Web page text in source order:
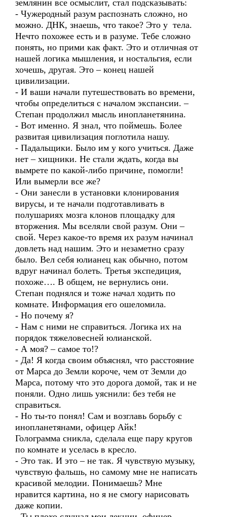
землянин все осмыслит, стал подсказывать:
- Чужеродный разум распознать сложно, но
можно. ДНК, знаешь, что такое? Это у тела.
Нечто похожее есть и в разуме. Тебе сложно
понять, но прими как факт. Это и отличная от
нашей логика мышления, и ностальгия, если
хочешь, другая. Это – конец нашей
цивилизации.
- И ваши начали путешествовать во времени,
чтобы определиться с началом экспансии. –
Степан продолжил мысль инопланетянина.
- Вот именно. Я знал, что поймешь. Более
развитая цивилизация поглотила нашу.
- Падальщики. Было им у кого учиться. Даже
нет – хищники. Не стали ждать, когда вы
вымрете по какой-либо причине, помогли!
Или вымерли все же?
- Они занесли в установки клонирования
вирусы, и те начали подготавливать в
полушариях мозга клонов площадку для
вторжения. Мы вселяли свой разум. Они –
свой. Через какое-то время их разум начинал
довлеть над нашим. Это и незаметно сразу
было. Вел себя юлианец как обычно, потом
вдруг начинал болеть. Третья экспедиция,
похоже…. В общем, не вернулись они.
Степан поднялся и тоже начал ходить по
комнате. Информация его ошеломила.
- Но почему я?
- Нам с ними не справиться. Логика их на
порядок тяжеловесней юлианской.
- А моя? – самое то!?
- Да! Я когда своим объяснял, что расстояние
от Марса до Земли короче, чем от Земли до
Марса, потому что это дорога домой, так и не
поняли. Одно лишь уяснили: без тебя не
справиться.
- Но ты-то понял! Сам и возглавь борьбу с
инопланетянами, офицер Айк!
Голограмма сникла, сделала еще пару кругов
по комнате и уселась в кресло.
- Это так. И это – не так. Я чувствую музыку,
чувствую фальшь, но самому мне не написать
красивой мелодии. Понимаешь? Мне
нравится картина, но я не смогу нарисовать
даже копии.